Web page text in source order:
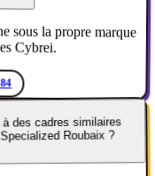
sous la propre marque
Cybrei.
des cadres similaires
Roubaix ?